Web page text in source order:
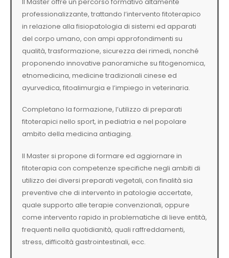
professionalizzante, trattando l’intervento fitoterapico
in relazione alla fisiopatologia di sistemi ed apparati
del corpo umano, con ampi approfondimenti su
qualità, trasformazione, sicurezza dei rimedi, nonché
proponendo innovative panoramiche su fitogenomica,
etnomedicina, medicine tradizionali cinese ed
ayurvedica, fitoalimurgia e l’impiego in veterinaria.
Completano la formazione, l’utilizzo di preparati
fitoterapici nello sport, in pediatria e nel popolare
ambito della medicina antiaging.
Il Master si propone di formare ed aggiornare in
fitoterapia con competenze specifiche negli ambiti di
utilizzo dei diversi preparati vegetali, con finalità sia
preventive che di intervento in patologie accertate,
quale supporto alle terapie convenzionali, oppure
come intervento rapido in problematiche di lieve entità,
frequenti nella quotidianità, quali raffreddamenti,
stress, difficoltà gastrointestinali, ecc.